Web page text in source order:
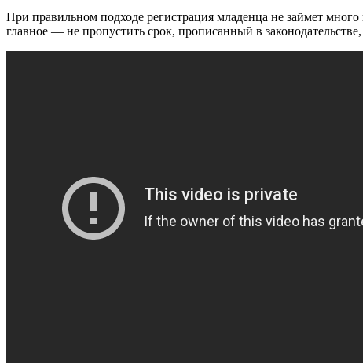
При правильном подходе регистрация младенца не займет
главное — не пропустить срок, прописанный в